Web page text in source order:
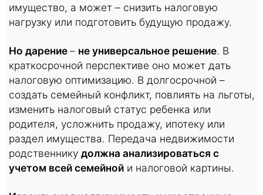
имущество, а может – снизить налоговую
нагрузку или подготовить будущую продажу.
Но дарение– не универсальное решение. В
краткосрочной перспективе оно может дать
налоговую оптимизацию. В долгосрочной –
создать семейный конфликт, повлиять на льготы,
изменить налоговый статус ребенка или
родителя, усложнить продажу, ипотеку или
раздел имущества. Передача недвижимости
родственнику должна анализироваться с
учетом всей семейной и налоговой картины.